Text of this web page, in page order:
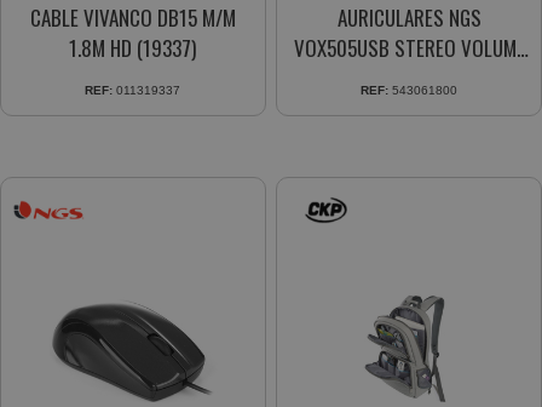
CABLE VIVANCO DB15 M/M
1.8M HD (19337)
REF: 011319337
AURICULARES NGS
VOX505USB STEREO VOLUME
REF: 543061800